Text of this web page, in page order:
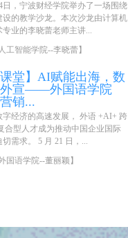
日，宁波财经学院举办了一场围绕
设的教学沙龙。本次沙龙由计算机
专业的李晓蕾老师主讲...
工智能学院--李晓蕾】
课堂】AI赋能出海，数
外宣——外国语学院
营销...
字经济的高速发展， 外语 +AI+ 跨
合型人才成为推动中国企业国际
需求。 5 月 21 日，...
国语学院--董丽颖】